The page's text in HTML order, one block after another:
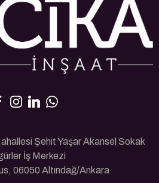
Şehit Yaşar Akansel Sokak
İş Merkezi
06050 Altındağ/Ankara